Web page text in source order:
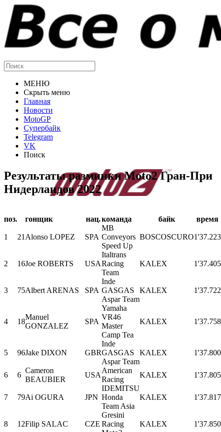
МЕНЮ
Скрыть меню
Главная
Новости
MotoGP
Супербайк
Telegram
VK
Поиск
Результаты разминки Moto2 Гран-При
Нидерландов 2022
поз. гонщик нац.команда байк время
1 21 Alonso LOPEZ SPA
MB
Conveyors
Speed Up
BOSCOSCURO1'37.223
2 16Joe ROBERTS USA
Italtrans
Racing
Team
KALEX 1'37.405
3 75Albert ARENAS SPA
Inde
GASGAS
Aspar Team
KALEX 1'37.722
4 18
Manuel
GONZALEZ
SPA
Yamaha
VR46
Master
Camp Tea
KALEX 1'37.758
5 96Jake DIXON GBR
Inde
GASGAS
Aspar Team
KALEX 1'37.800
6 6
Cameron
BEAUBIER
USA
American
Racing
KALEX 1'37.805
7 79Ai OGURA JPN
IDEMITSU
Honda
Team Asia
KALEX 1'37.817
8 12Filip SALAC CZE
Gresini
Racing
KALEX 1'37.850